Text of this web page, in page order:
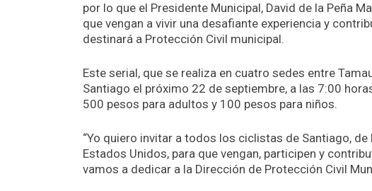
por lo que el Presidente Municipal, David de la Peña
que vengan a vivir una desafiante experiencia y
destinará a Protección Civil municipal.
Este serial, que se realiza en cuatro sedes entre
Santiago el próximo 22 de septiembre, a las 7:00
500 pesos para adultos y 100 pesos para niños.
“Yo quiero invitar a todos los ciclistas de Santiago,
Estados Unidos, para que vengan, participen y
vamos a dedicar a la Dirección de Protección Civil